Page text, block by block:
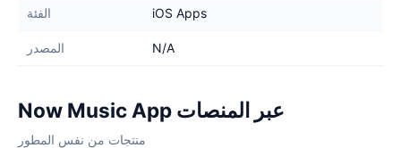
الفئة iOS Apps
المصدر N/A
Now Music App عبر المنصات
منتجات من نفس المطور